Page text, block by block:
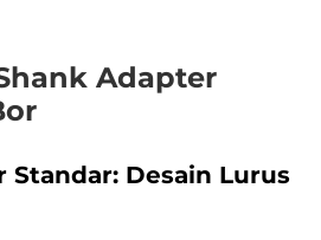
Adapter
Standar: Desain Lurus